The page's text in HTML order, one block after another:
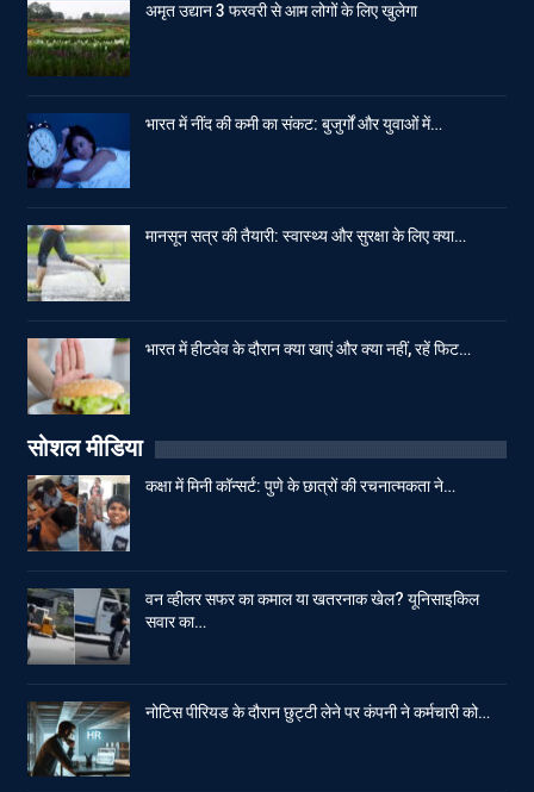
अमृत उद्यान 3 फरवरी से आम लोगों के लिए खुलेगा
भारत में नींद की कमी का संकट: बुजुर्गों और युवाओं में…
मानसून सत्र की तैयारी: स्वास्थ्य और सुरक्षा के लिए क्या…
भारत में हीटवेव के दौरान क्या खाएं और क्या नहीं, रहें फिट…
सोशल मीडिया
कक्षा में मिनी कॉन्सर्ट: पुणे के छात्रों की रचनात्मकता ने…
वन व्हीलर सफर का कमाल या खतरनाक खेल? यूनिसाइकिल
सवार का…
नोटिस पीरियड के दौरान छुट्टी लेने पर कंपनी ने कर्मचारी को…